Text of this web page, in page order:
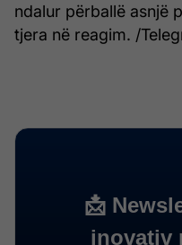
ndalur përballë asnjë
tjera në reagim. /